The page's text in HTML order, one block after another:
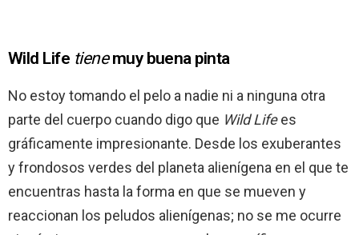
Wild Life tienemuy buena pinta
No estoy tomando el pelo a nadie ni a ninguna otra
parte del cuerpo cuando digo que Wild Lifees
gráficamente impresionante. Desde los exuberantes
y frondosos verdes del planeta alienígena en el que te
encuentras hasta la forma en que se mueven y
reaccionan los peludos alienígenas; no se me ocurre